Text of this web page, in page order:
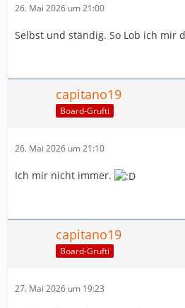
26. Mai 2026 um 21:00
Selbst und ständig. So Lob ich mir
capitano19
Board-Grufti
26. Mai 2026 um 21:10
Ich mir nicht immer.
capitano19
Board-Grufti
27. Mai 2026 um 19:23